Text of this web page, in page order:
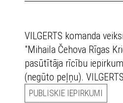
VILGERTS komanda
"Mihaila Čehova Rīgas
pasūtītāja rīcību
(negūto peļņu).
PUBLISKIE IEPIRKUMI